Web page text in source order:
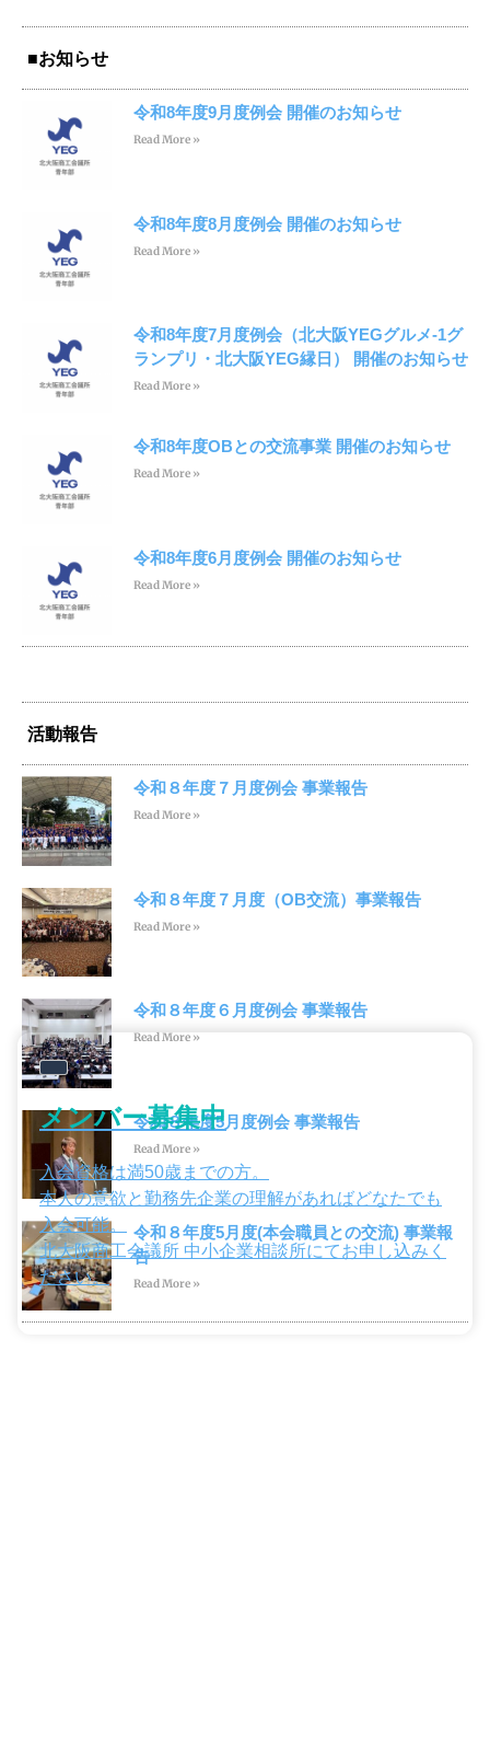
■お知らせ
令和8年度9月度例会 開催のお知らせ
Read More »
令和8年度8月度例会 開催のお知らせ
Read More »
令和8年度7月度例会（北大阪YEGグルメ-1グ
ランプリ・北大阪YEG縁日） 開催のお知らせ
Read More »
令和8年度OBとの交流事業 開催のお知らせ
Read More »
令和8年度6月度例会 開催のお知らせ
Read More »
活動報告
令和８年度７月度例会 事業報告
Read More »
令和８年度７月度（OB交流）事業報告
Read More »
令和８年度６月度例会 事業報告
Read More »
令和８年度5月度例会 事業報告
Read More »
令和８年度5月度(本会職員との交流) 事業報
告
Read More »
メンバー募集中
入会資格は満50歳までの方。
本人の意欲と勤務先企業の理解があればどなたでも
入会可能。
北大阪商工会議所 中小企業相談所にてお申し込みく
ださい。